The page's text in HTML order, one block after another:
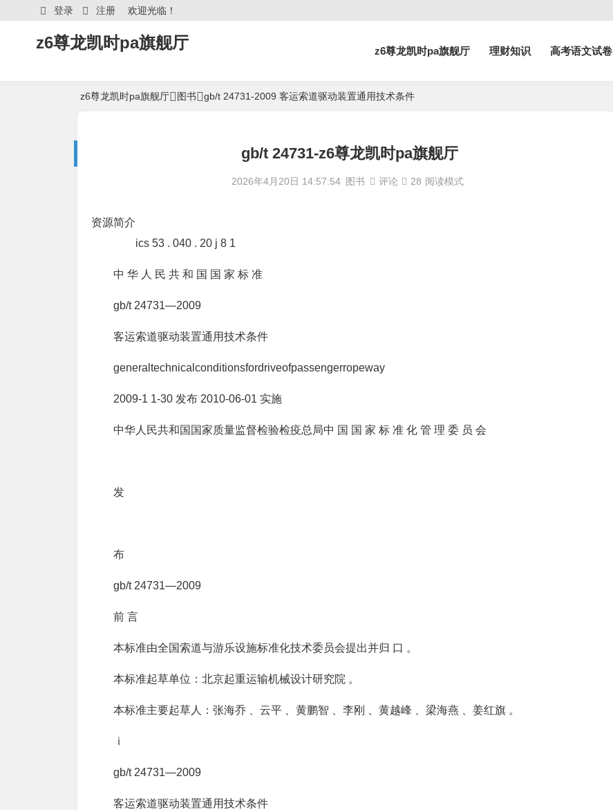
欢迎光临！
登录 注册
z6尊龙凯时pa旗舰厅 z6尊龙凯时pa旗舰厅 理财知识 高考语文试卷
z6尊龙凯时pa旗舰厅 图书 gb/t 24731-2009 客运索道驱动装置通用技术条件
gb/t 24731-z6尊龙凯时pa旗舰厅
2026年4月20日 14:57:54 图书 评论 28 阅读模式
资源简介
ics 53 . 040 . 20 j 8 1
中 华 人 民 共 和 国 国 家 标 准
gb/t 24731—2009
客运索道驱动装置通用技术条件
generaltechnicalconditionsfordriveofpassengerropeway
2009-1 1-30 发布 2010-06-01 实施
中华人民共和国国家质量监督检验检疫总局中 国 国 家 标 准 化 管 理 委 员 会
发
布
gb/t 24731—2009
前 言
本标准由全国索道与游乐设施标准化技术委员会提出并归 口 。
本标准起草单位：北京起重运输机械设计研究院 。
本标准主要起草人：张海乔 、云平 、黄鹏智 、李刚 、黄越峰 、梁海燕 、姜红旗 。
ⅰ
gb/t 24731—2009
客运索道驱动装置通用技术条件